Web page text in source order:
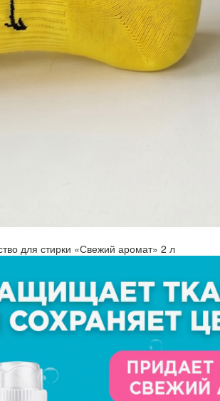
для стирки «Свежий аромат» 2 л